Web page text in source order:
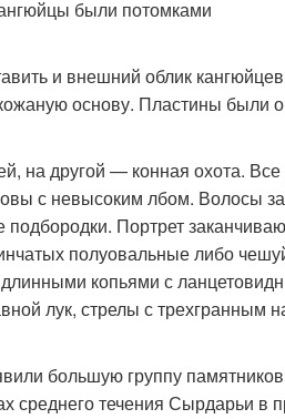
были потомками
и внешний облик
основу. Пластины были
на другой — конная охота.
с невысоким лбом. Волосы
Портрет
полуовальные либо
копьями с
лук, стрелы с трехгранным
большую группу
течения Сырдарьи в